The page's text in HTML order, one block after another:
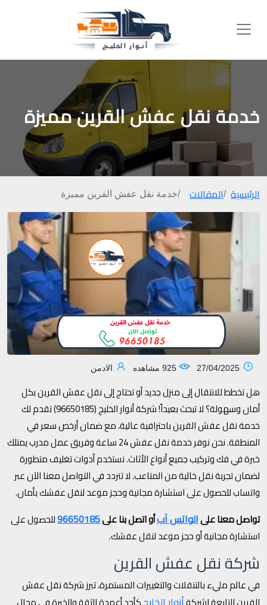
خدمة نقل عفش القرين مميزة
الرئيسية المقالات خدمة نقل عفش القرين مميزة
الادمن
هل تخطط للانتقال إلى منزل جديد أو تحتاج إلى نقل عفش القرين بكل
أمان وسهولة؟ لا تبحث بعيداً! شركة أنوار الخليج (96650185) تقدم لك
خدمة نقل عفش القرين باحترافية عالية، مع ضمان أرخص سعر في
المنطقة. نحن نوفر خدمة نقل عفش 24 ساعة وفريق عمل مدرب يمتلك
خبرة في فك وتركيب جميع أنواع الأثاث. نستخدم أدوات تغليف متطورة
لضمان تجربة نقل خالية من المتاعب. لا تتردد في التواصل معنا الآن عبر
واتساب للحصول على استشارة مجانية وحجز موعد لنقل عفشك بأمان.
تواصل معنا علىالواتس آبأو اتصل بنا على96650185للحصول على
استشارة مجانية أو حجز موعد لنقل عفشك.
شركة نقل عفش القرين
في عالم مليء بالتنقلات والتغييرات المستمرة، تبرز شركة نقل عفش